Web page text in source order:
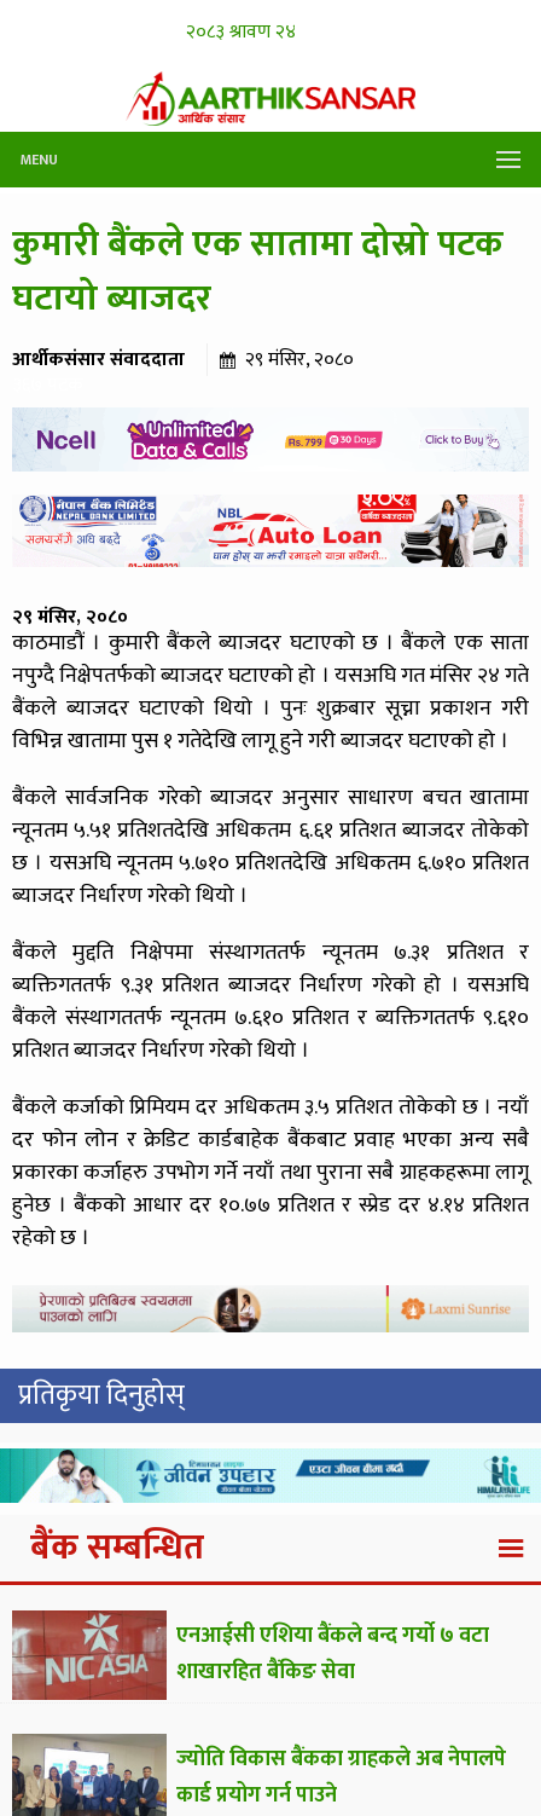
MENU
कुमारी बैंकले एक सातामा दोस्रो पटक
घटायो ब्याजदर
आर्थीकसंसार संवाददाता २९ मंसिर, २०८०
२९ मंसिर, २०८०
काठमाडौं । कुमारी बैंकले ब्याजदर घटाएको छ । बैंकले एक साता
नपुग्दै निक्षेपतर्फको ब्याजदर घटाएको हो । यसअघि गत मंसिर २४ गते
बैंकले ब्याजदर घटाएको थियो । पुनः शुक्रबार सूच्ना प्रकाशन गरी
विभिन्न खातामा पुस १ गतेदेखि लागू हुने गरी ब्याजदर घटाएको हो ।
बैंकले सार्वजनिक गरेको ब्याजदर अनुसार साधारण बचत खातामा
न्यूनतम ५.५१ प्रतिशतदेखि अधिकतम ६.६१ प्रतिशत ब्याजदर तोकेको
छ । यसअघि न्यूनतम ५.७१० प्रतिशतदेखि अधिकतम ६.७१० प्रतिशत
ब्याजदर निर्धारण गरेको थियो ।
बैंकले मुद्दति निक्षेपमा संस्थागततर्फ न्यूनतम ७.३१ प्रतिशत र
ब्यक्तिगततर्फ ९.३१ प्रतिशत ब्याजदर निर्धारण गरेको हो । यसअघि
बैंकले संस्थागततर्फ न्यूनतम ७.६१० प्रतिशत र ब्यक्तिगततर्फ ९.६१०
प्रतिशत ब्याजदर निर्धारण गरेको थियो ।
बैंकले कर्जाको प्रिमियम दर अधिकतम ३.५ प्रतिशत तोकेको छ । नयाँ
दर फोन लोन र क्रेडिट कार्डबाहेक बैंकबाट प्रवाह भएका अन्य सबै
प्रकारका कर्जाहरु उपभोग गर्ने नयाँ तथा पुराना सबै ग्राहकहरूमा लागू
हुनेछ । बैंकको आधार दर १०.७७ प्रतिशत र स्प्रेड दर ४.१४ प्रतिशत
रहेको छ ।
प्रतिकृया दिनुहोस्
बैंक सम्बन्धित
एनआईसी एशिया बैंकले बन्द गर्यो ७ वटा
शाखारहित बैंकिङ सेवा
ज्योति विकास बैंकका ग्राहकले अब नेपालपे
कार्ड प्रयोग गर्न पाउने